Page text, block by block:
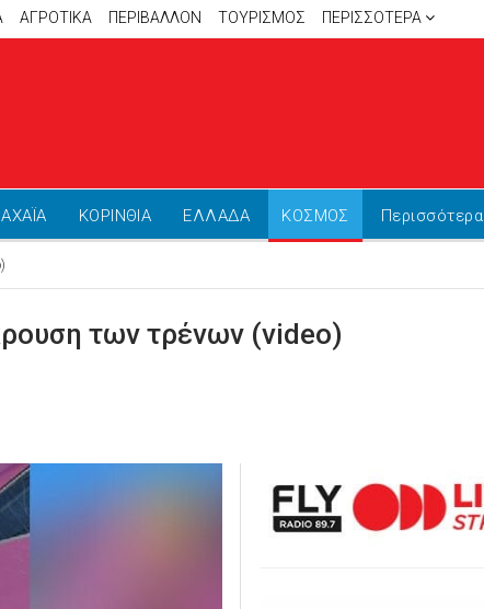
ΑΓΡΟΤΙΚΑ ΠΕΡΙΒΑΛΛΟΝ ΤΟΥΡΙΣΜΟΣ ΠΕΡΙΣΣΌΤΕΡΑ
ΑΧΑΪΑ ΚΟΡΙΝΘΙΑ ΕΛΛΑΔΑ ΚΟΣΜΟΣ Περισσότερα
των τρένων (video)